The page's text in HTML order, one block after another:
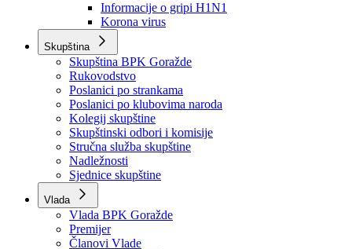
Izvještajno prognozna služba Ministarstva privrede
Izvještaj o radu
Izvještaj OC Uprave
Informacije o gripi H1N1
Korona virus
Skupština
Skupština BPK Goražde
Rukovodstvo
Poslanici po strankama
Poslanici po klubovima naroda
Kolegij skupštine
Skupštinski odbori i komisije
Stručna služba skupštine
Nadležnosti
Sjednice skupštine
Vlada